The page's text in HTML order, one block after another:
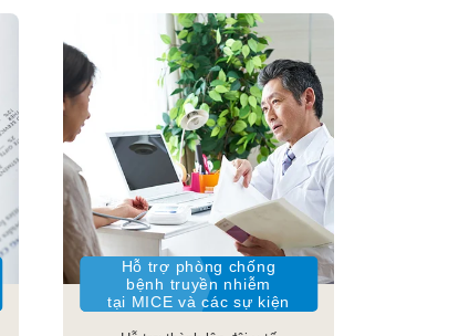
Hỗ trợ phòng chống
bệnh truyền nhiễm
tại MICE và các sự kiện